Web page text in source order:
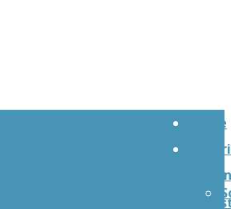
Home